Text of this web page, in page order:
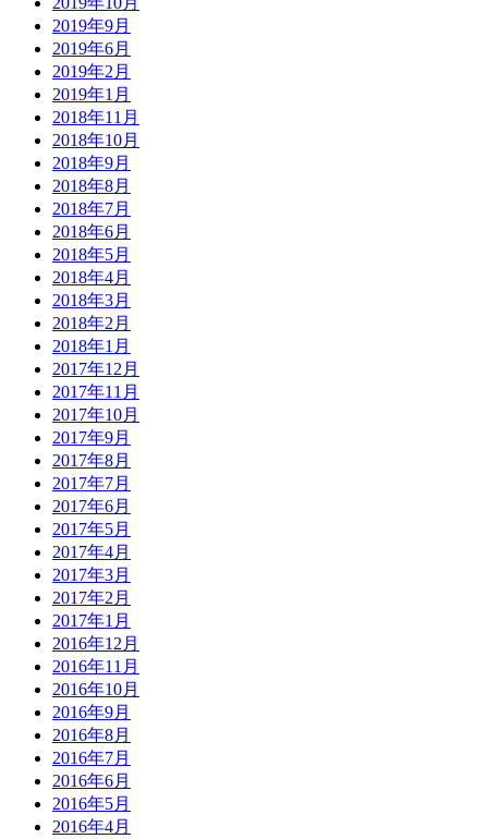
2019年9月
2019年6月
2019年2月
2019年1月
2018年11月
2018年10月
2018年9月
2018年8月
2018年7月
2018年6月
2018年5月
2018年4月
2018年3月
2018年2月
2018年1月
2017年12月
2017年11月
2017年10月
2017年9月
2017年8月
2017年7月
2017年6月
2017年5月
2017年4月
2017年3月
2017年2月
2017年1月
2016年12月
2016年11月
2016年10月
2016年9月
2016年8月
2016年7月
2016年6月
2016年5月
2016年4月